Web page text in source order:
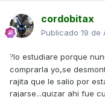
cordobitax
Publicado 19 de
?lo estudiare porque
comprarla yo,se
rajita que le salio por
rajarse...quizar ahi fue